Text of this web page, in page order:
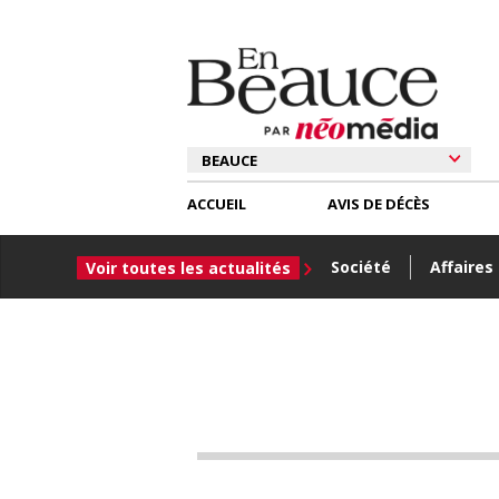
ACCUEIL
Voir toutes les actualités Société Affaires
AVIS DE DÉCÈS